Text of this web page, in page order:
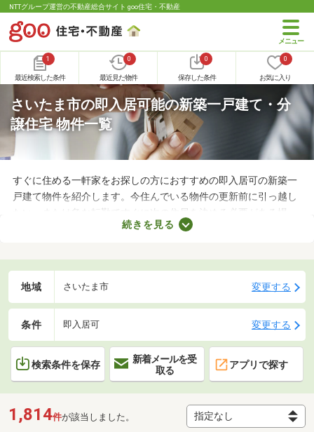
NTTグループ運営の不動産総合サイト goo住宅・不動産
1
最近検索した条件
0
最近見た物件
0
保存した条件
0
お気に入り
さいたま市の即入居可能の新築一戸建て・分
譲住宅 物件一覧
すぐに住める一軒家をお探しの方におすすめの即入居可の新築一
戸建て物件を紹介します。今住んでいる物件の更新前に引っ越し
たい、または急な転勤ですぐに次の住居を決める必要がある場
合、次の住居を早めに決めなければなりません。即入居可の物件
る方はぜひチェックしてみてくださいね。
続きを見る
地域 さいたま市 変更する
条件 即入居可 変更する
検索条件を保存
新着メールを受
取る
アプリで探す
1,814件が該当しました。